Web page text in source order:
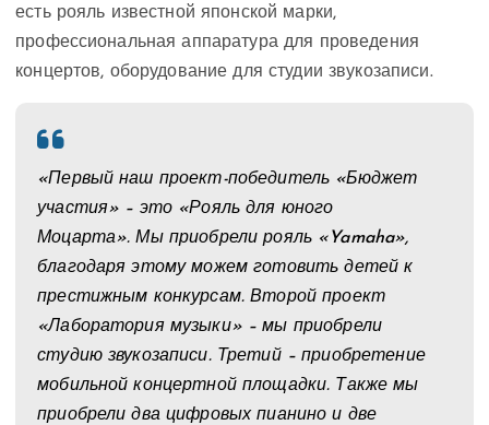
есть рояль известной японской марки,
профессиональная аппаратура для проведения
концертов, оборудование для студии звукозаписи.
«Первый наш проект-победитель «Бюджет
участия» – это «Рояль для юного
Моцарта». Мы приобрели рояль «Yamaha»,
благодаря этому можем готовить детей к
престижным конкурсам. Второй проект
«Лаборатория музыки» – мы приобрели
студию звукозаписи. Третий – приобретение
мобильной концертной площадки. Также мы
приобрели два цифровых пианино и две